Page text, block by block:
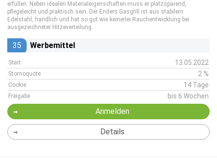
erfüllen. Neben idealen Materialeigenschaften muss er platzsparend,
pflegeleicht und praktisch sein. Der Enders Gasgrill ist aus stabilem
Edelstahl, handlich und hat so gut wie keinerlei Rauchentwicklung bei
ausgezeichneter Hitzeverteilung.
35 Werbemittel
Start 13.05.2022
Stornoquote 2 %
Cookie 14 Tage
Freigabe bis 6 Wochen
Anmelden
Details